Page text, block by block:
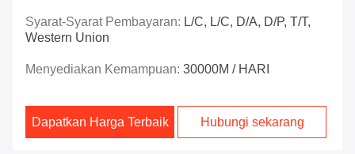
Syarat-Syarat Pembayaran: L/C, L/C, D/A, D/P, T/T,
Western Union
Menyediakan Kemampuan: 30000M / HARI
Dapatkan Harga Terbaik Hubungi sekarang